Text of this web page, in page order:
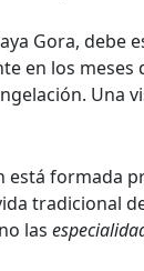
Gora,
en los
Una
está formada
tradicional
las